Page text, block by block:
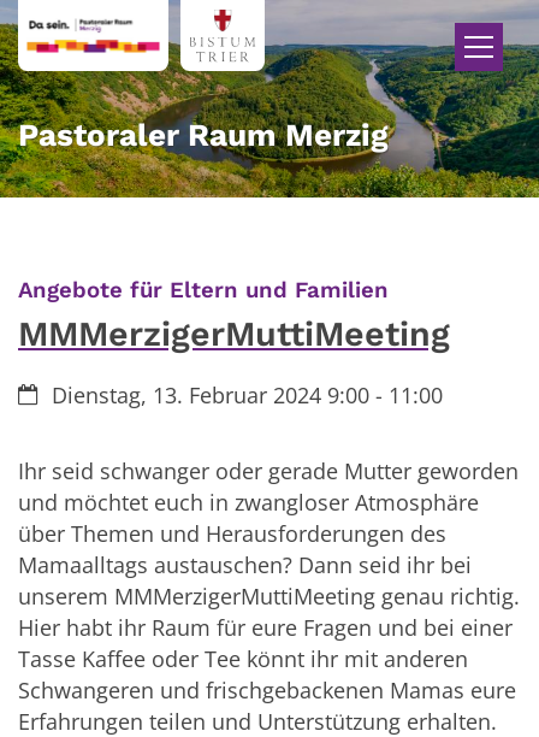
Zum Inhalt springen
Pastoraler Raum Merzig
Angebote für Eltern und Familien
MMMerzigerMuttiMeeting
Datum:Dienstag, 13. Februar 2024 9:00 - 11:00
Ihr seid schwanger oder gerade Mutter geworden
und möchtet euch in zwangloser Atmosphäre
über Themen und Herausforderungen des
Mamaalltags austauschen? Dann seid ihr bei
unserem MMMerzigerMuttiMeeting genau richtig.
Hier habt ihr Raum für eure Fragen und bei einer
Tasse Kaffee oder Tee könnt ihr mit anderen
Schwangeren und frischgebackenen Mamas eure
Erfahrungen teilen und Unterstützung erhalten.